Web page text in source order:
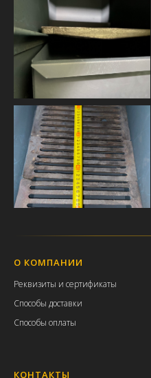
О КОМПАНИИ
Реквизиты и сертификаты
Способы доставки
Способы оплаты
КОНТАКТЫ